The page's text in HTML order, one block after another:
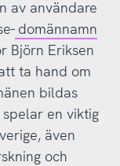
av användare
domännamn
Björn Eriksen
ta hand om
bildas
en viktig
även
och